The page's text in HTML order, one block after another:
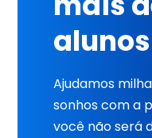
alunos
Ajudamos
sonhos com a
você não será